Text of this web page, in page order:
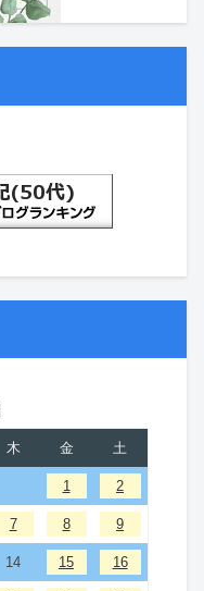
木 金 土
1 2
7 8 9
14 15 16